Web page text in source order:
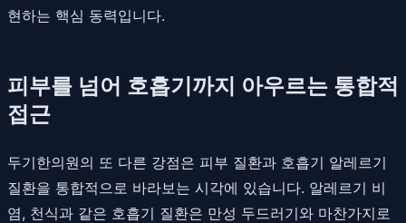
현하는 핵심 동력입니다.
피부를 넘어 호흡기까지 아우르는 통합적
접근
두기한의원의 또 다른 강점은 피부 질환과 호흡기 알레르기
질환을 통합적으로 바라보는 시각에 있습니다. 알레르기 비
염, 천식과 같은 호흡기 질환은 만성 두드러기와 마찬가지로